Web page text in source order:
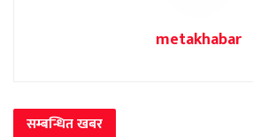
metakhabar
सम्बन्धितखबर